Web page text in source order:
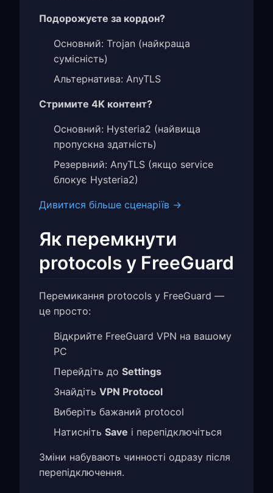
Подорожуєте за кордон?
Основний: Trojan (найкраща
сумісність)
Альтернатива: AnyTLS
Стримите 4K контент?
Основний: Hysteria2 (найвища
пропускна здатність)
Резервний: AnyTLS (якщо service
блокує Hysteria2)
Дивитися більше сценаріїв →
Як перемкнути
protocols у FreeGuard
Перемикання protocols у FreeGuard —
це просто:
Відкрийте FreeGuard VPN на вашому
PC
Перейдіть до Settings
Знайдіть VPN Protocol
Виберіть бажаний protocol
Натисніть Save і перепідключіться
Зміни набувають чинності одразу після
перепідключення.